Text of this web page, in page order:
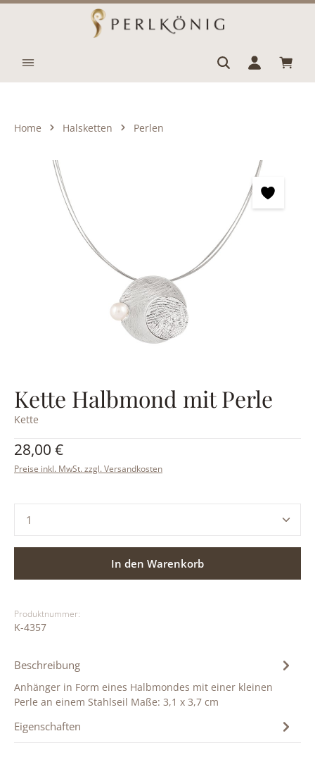
Zum Hauptinhalt springen
Home Halsketten Perlen
Bildergalerie überspringen
Kette Halbmond mit Perle
Kette
Regulärer Preis:
28,00 €
Preise inkl. MwSt. zzgl. Versandkosten
Produkt Anzahl: Gib den gewünschten Wert ein
In den Warenkorb
Produktnummer:
K-4357
Beschreibung
Anhänger in Form eines Halbmondes mit einer kleinen
Perle an einem Stahlseil Maße: 3,1 x 3,7 cm
Eigenschaften